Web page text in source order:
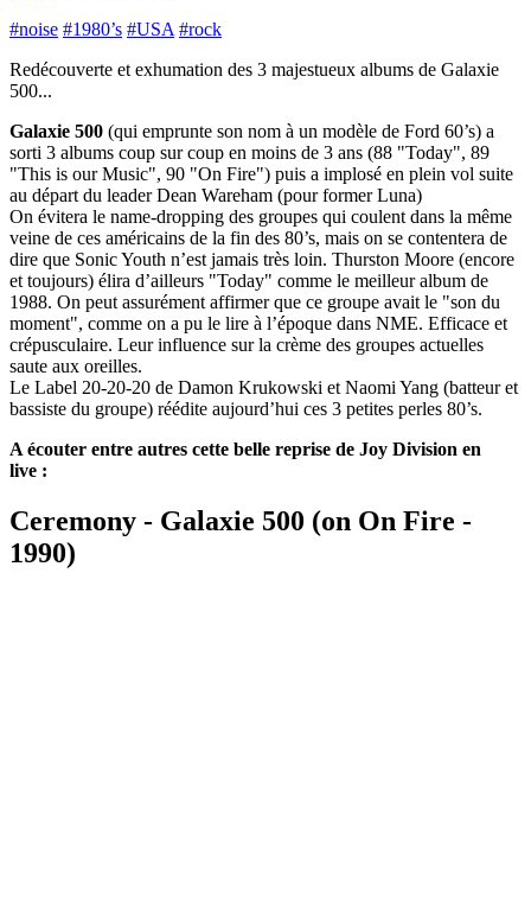
#noise #1980’s #USA #rock
Redécouverte et exhumation des 3 majestueux albums de Galaxie
500...
Galaxie 500 (qui emprunte son nom à un modèle de Ford 60’s) a
sorti 3 albums coup sur coup en moins de 3 ans (88 "Today", 89
"This is our Music", 90 "On Fire") puis a implosé en plein vol suite
au départ du leader Dean Wareham (pour former Luna)
On évitera le name-dropping des groupes qui coulent dans la même
veine de ces américains de la fin des 80’s, mais on se contentera de
dire que Sonic Youth n’est jamais très loin. Thurston Moore (encore
et toujours) élira d’ailleurs "Today" comme le meilleur album de
1988. On peut assurément affirmer que ce groupe avait le "son du
moment", comme on a pu le lire à l’époque dans NME. Efficace et
crépusculaire. Leur influence sur la crème des groupes actuelles
saute aux oreilles.
Le Label 20-20-20 de Damon Krukowski et Naomi Yang (batteur et
bassiste du groupe) réédite aujourd’hui ces 3 petites perles 80’s.
A écouter entre autres cette belle reprise de Joy Division en
live :
Ceremony - Galaxie 500 (on On Fire -
1990)